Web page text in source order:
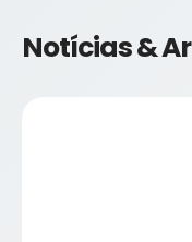
Notícias &